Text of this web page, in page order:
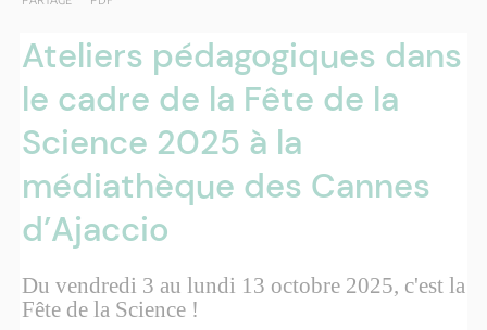
Ateliers pédagogiques dans
le cadre de la Fête de la
Science 2025 à la
médiathèque des Cannes
d’Ajaccio
Du vendredi 3 au lundi 13 octobre 2025, c'est la
Fête de la Science !